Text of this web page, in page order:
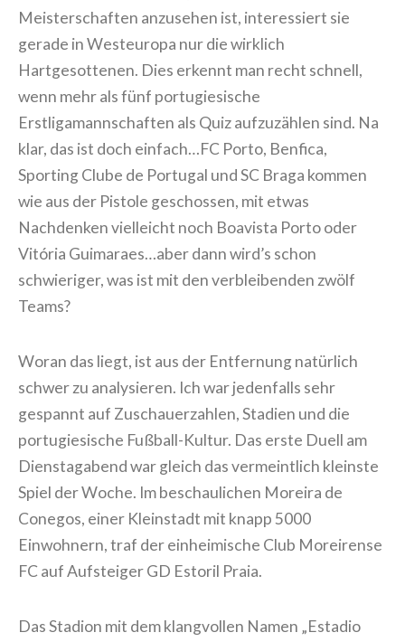
Meisterschaften anzusehen ist, interessiert sie
gerade in Westeuropa nur die wirklich
Hartgesottenen. Dies erkennt man recht schnell,
wenn mehr als fünf portugiesische
Erstligamannschaften als Quiz aufzuzählen sind. Na
klar, das ist doch einfach…FC Porto, Benfica,
Sporting Clube de Portugal und SC Braga kommen
wie aus der Pistole geschossen, mit etwas
Nachdenken vielleicht noch Boavista Porto oder
Vitória Guimaraes…aber dann wird’s schon
schwieriger, was ist mit den verbleibenden zwölf
Teams?
Woran das liegt, ist aus der Entfernung natürlich
schwer zu analysieren. Ich war jedenfalls sehr
gespannt auf Zuschauerzahlen, Stadien und die
portugiesische Fußball-Kultur. Das erste Duell am
Dienstagabend war gleich das vermeintlich kleinste
Spiel der Woche. Im beschaulichen Moreira de
Conegos, einer Kleinstadt mit knapp 5000
Einwohnern, traf der einheimische Club Moreirense
FC auf Aufsteiger GD Estoril Praia.
Das Stadion mit dem klangvollen Namen „Estadio